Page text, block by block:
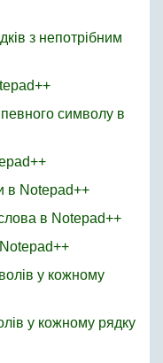
з непотрібним
символу в
в Notepad++
в Notepad++
у кожному
у кожному рядку